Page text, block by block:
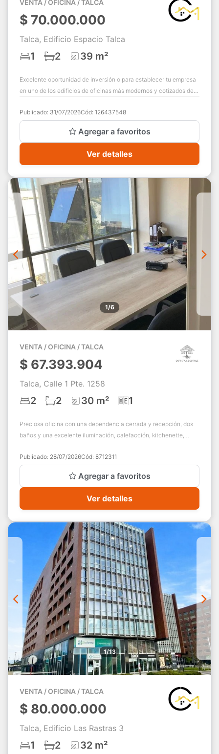
VENTA / OFICINA / TALCA
$ 70.000.000
Talca, Edificio Espacio Talca
1 2 39 m²
Excelente oportunidad de inversión o para establecer tu empresa
en uno de los edificios de oficinas más modernos y cotizados de
Publicado: 31/07/2026Cód: 126437548
Agregar a favoritos
Ver detalles
1/6
VENTA / OFICINA / TALCA
$ 67.393.904
Talca, Calle 1 Pte. 1258
2 2 30 m² 1
Preciosa oficina con una dependencia cerrada y recepción, dos
baños y una excelente iluminación, calefacción, kitchenette,
Publicado: 28/07/2026Cód: 8712311
Agregar a favoritos
Ver detalles
1/13
VENTA / OFICINA / TALCA
$ 80.000.000
Talca, Edificio Las Rastras 3
1 2 32 m²